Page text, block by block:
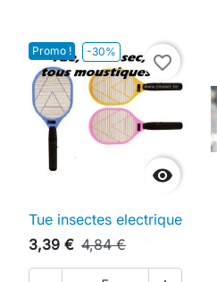
Promo ! -30%

favorite_border
Tue insectes electrique
3,39 € 4,84 €